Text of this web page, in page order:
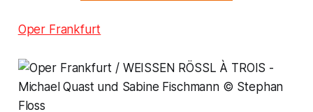
Oper Frankfurt